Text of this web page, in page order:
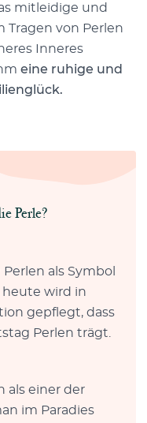
mitleidige und
Tragen von Perlen
Inneres
eine ruhige und
Perle?
als Symbol
wird in
gepflegt, dass
Perlen trägt.
als einer der
im Paradies